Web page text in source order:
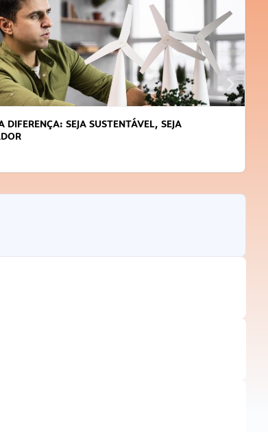
DIFERENÇA: SEJA SUSTENTÁVEL, SEJA